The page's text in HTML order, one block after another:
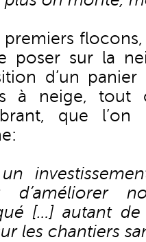
premiers
poser sur la
d’un
à neige,
que
un
d’améliorer
[…] autant
les chantiers